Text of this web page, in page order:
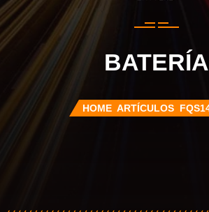
BATERÍA
HOME ARTÍCULOS